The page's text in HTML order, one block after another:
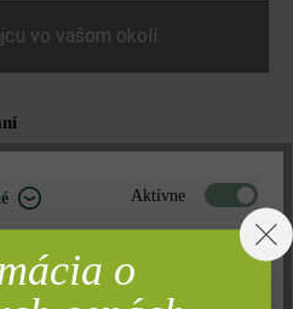
vo vašom okolí
Aktívne
Neaktívne
o